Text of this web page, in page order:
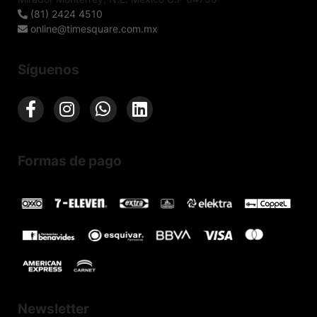
(81) 2424 4510
online@timesquare.com.mx
Síguenos
Formas de pago
Newsletter